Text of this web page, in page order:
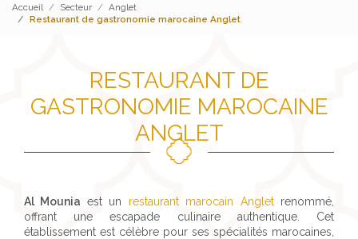
Accueil Secteur
Anglet
Restaurant de gastronomie marocaine Anglet
RESTAURANT DE
GASTRONOMIE MAROCAINE
ANGLET
Al Mounia est un restaurant marocain Angletrenommé,
offrant une escapade culinaire authentique. Cet
établissement est célèbre pour ses spécialités marocaines,